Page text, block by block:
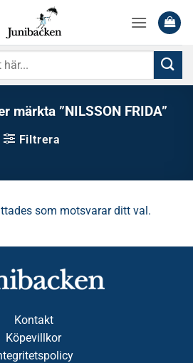
märkta ”NILSSON FRIDA”
Filtrera
som motsvarar ditt val.
Kontakt
Köpevillkor